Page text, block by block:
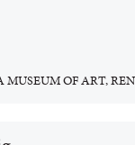
MUSEUM OF ART,